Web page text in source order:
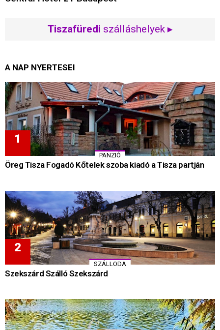
Tiszafüredi szálláshelyek ▸
A NAP NYERTESEI
PANZIÓ
Öreg Tisza Fogadó Kőtelek szoba kiadó a Tisza partján
SZÁLLODA
Szekszárd Szálló Szekszárd